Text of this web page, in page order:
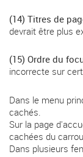
(14) Titres de
devrait être plus
(15) Ordre du
incorrecte sur
Dans le menu
cachés.
Sur la page
cachées du
Dans plusieurs